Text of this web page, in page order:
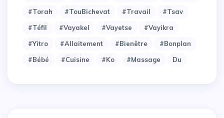
#Torah
#TouBichevat #Travail
#Tsav
#Téfil
#Vayakel #Vayetse
#Vayikra
#Yitro
#allaitement #bienêtre
#bonplan
#bébé
#cuisine #ko #massage Du